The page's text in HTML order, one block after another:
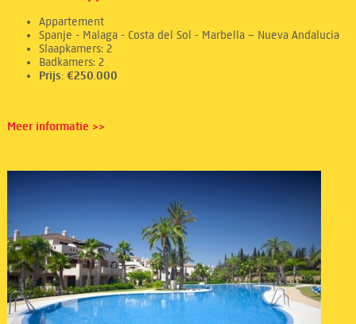
Appartement
Spanje - Malaga - Costa del Sol - Marbella – Nueva Andalucia
Slaapkamers: 2
Badkamers: 2
Prijs: €250.000
Meer informatie >>